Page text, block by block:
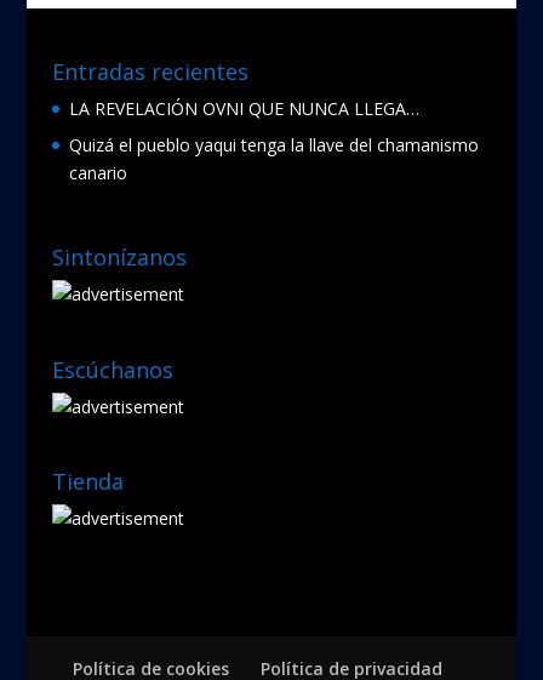
Entradas recientes
LA REVELACIÓN OVNI QUE NUNCA LLEGA…
Quizá el pueblo yaqui tenga la llave del chamanismo
canario
Sintonízanos
Escúchanos
Tienda
Política de cookies Política de privacidad